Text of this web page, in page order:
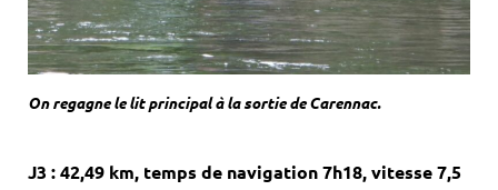
On regagne le lit principal à la sortie de Carennac.
J3 : 42,49 km, temps de navigation 7h18, vitesse 7,5